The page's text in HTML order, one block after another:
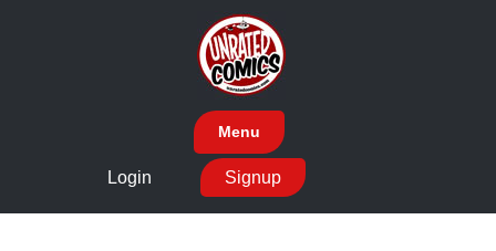
Menu
Login Signup